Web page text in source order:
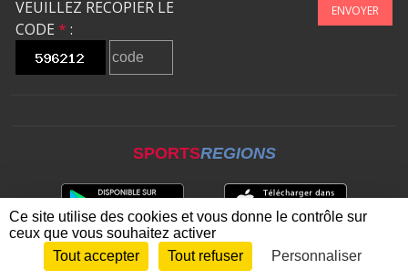
VEUILLEZ RECOPIER LE
CODE * :
ENVOYER
SPORTSREGIONS
Envie de participer ? CONNEXION
Ce site utilise des cookies et vous donne le contrôle sur
ceux que vous souhaitez activer
Tout accepter
Tout refuser Personnaliser